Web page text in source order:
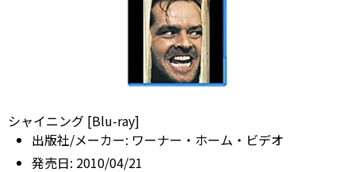
シャイニング [Blu-ray]
出版社/メーカー: ワーナー・ホーム・ビデオ
発売日: 2010/04/21